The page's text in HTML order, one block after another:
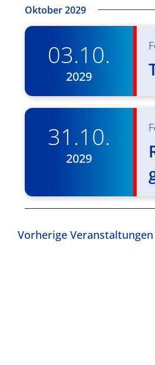
Oktober 2029
03.10.
2029
31.10.
2029
VorherigeVeranstaltungen